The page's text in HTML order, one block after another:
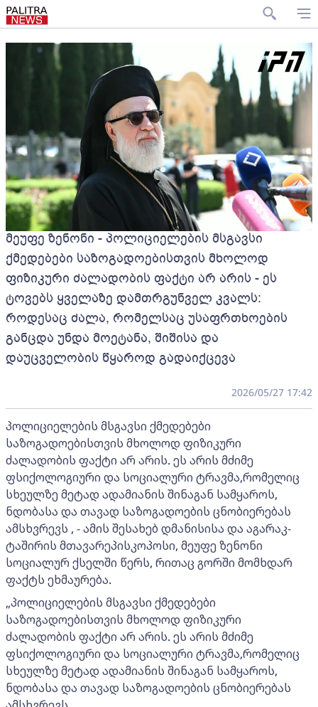
მეუფე ზენონი - პოლიციელების მსგავსი
ქმედებები საზოგადოებისთვის მხოლოდ
ფიზიკური ძალადობის ფაქტი არ არის - ეს
ტოვებს ყველაზე დამთრგუნველ კვალს:
როდესაც ძალა, რომელსაც უსაფრთხოების
განცდა უნდა მოეტანა, შიშისა და
დაუცველობის წყაროდ გადაიქცევა
2026/05/27 17:42
პოლიციელების მსგავსი ქმედებები
საზოგადოებისთვის მხოლოდ ფიზიკური
ძალადობის ფაქტი არ არის. ეს არის მძიმე
ფსიქოლოგიური და სოციალური ტრავმა,რომელიც
სხეულზე მეტად ადამიანის შინაგან სამყაროს,
ნდობასა და თავად საზოგადოების ცნობიერებას
ამსხვრევს , - ამის შესახებ დმანისისა და აგარაკ-
ტაშირის მთავარეპისკოპოსი, მეუფე ზენონი
სოციალურ ქსელში წერს, რითაც გორში მომხდარ
ფაქტს ეხმაურება.
„პოლიციელების მსგავსი ქმედებები
საზოგადოებისთვის მხოლოდ ფიზიკური
ძალადობის ფაქტი არ არის. ეს არის მძიმე
ფსიქოლოგიური და სოციალური ტრავმა,რომელიც
სხეულზე მეტად ადამიანის შინაგან სამყაროს,
ნდობასა და თავად საზოგადოების ცნობიერებას